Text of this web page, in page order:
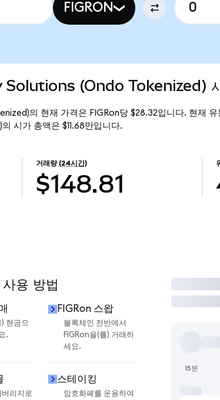
FIGRON
(Ondo Tokenized)
의 현재 가격은 FIGRon당 $28.32입니다. 현재 유
시가 총액은 $11.68만입니다.
거래량 (24시간)
$148.81
용 방법
) 현금으
.
FIGRon 스왑
블록체인 전반에서
FIGRon을(를) 거래하
세요.
리지로
스테이킹
암호화폐를 운용하여
거래
15분